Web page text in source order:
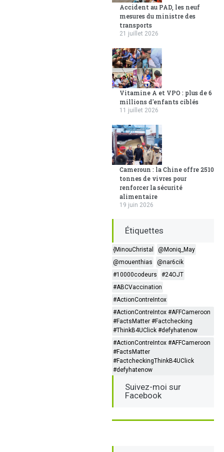
Accident au PAD, les neuf
mesures du ministre des
transports
21 juillet 2026
Vitamine A et VPO : plus de 6
millions d'enfants ciblés
11 juillet 2026
Cameroun : la Chine offre 2510
tonnes de vivres pour
renforcer la sécurité
alimentaire
19 juin 2026
Étiquettes
{MinouChristal
@Moniq_May
@mouenthias
@nar6cik
#10000codeurs
#24OJT
#ABCVaccination
#ActionContreIntox
#ActionContreIntox #AFFCameroon
#FactsMatter #Factchecking
#ThinkB4UClick #defyhatenow
#ActionContreIntox #AFFCameroon
#FactsMatter
#FactcheckingThinkB4UClick
#defyhatenow
Suivez-moi sur
Facebook